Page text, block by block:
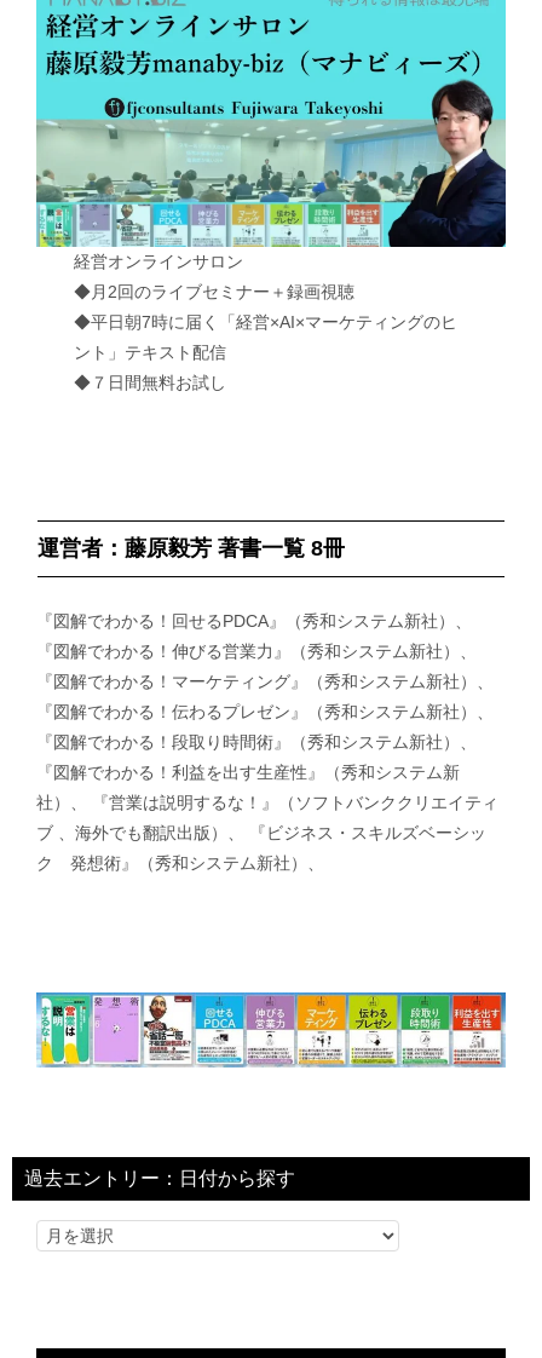
経営オンラインサロン
◆月2回のライブセミナー＋録画視聴
◆平日朝7時に届く「経営×AI×マーケティングのヒ
ント」テキスト配信
◆７日間無料お試し
運営者：藤原毅芳 著書一覧 8冊
『図解でわかる！回せるPDCA』（秀和システム新社）、
『図解でわかる！伸びる営業力』（秀和システム新社）、
『図解でわかる！マーケティング』（秀和システム新社）、
『図解でわかる！伝わるプレゼン』（秀和システム新社）、
『図解でわかる！段取り時間術』（秀和システム新社）、
『図解でわかる！利益を出す生産性』（秀和システム新
社）、 『営業は説明するな！』（ソフトバンククリエイティ
ブ 、海外でも翻訳出版）、 『ビジネス・スキルズベーシッ
ク 発想術』（秀和システム新社）、
過去エントリー：日付から探す